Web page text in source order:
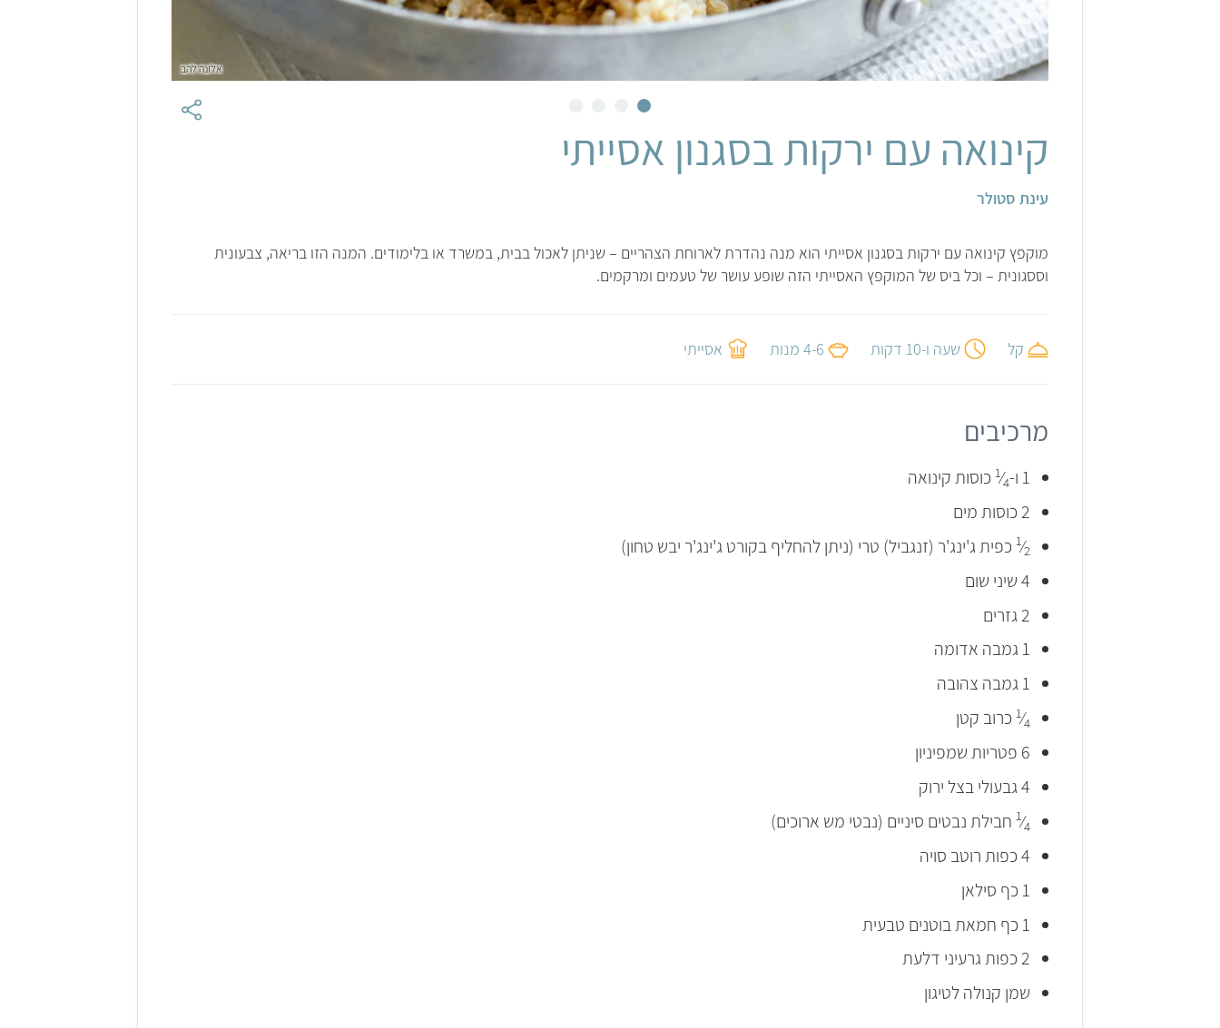
אלונה להב
קינואה עם ירקות בסגנון אסייתי
עינת סטולר
מוקפץ קינואה עם ירקות בסגנון אסייתי הוא מנה נהדרת לארוחת הצהריים – שניתן לאכול בבית, במשרד או בלימודים. המנה הזו בריאה, צבעונית
וססגונית – וכל ביס של המוקפץ האסייתי הזה שופע עושר של טעמים ומרקמים.
קל שעה ו-10 דקות 4-6 מנות אסייתי
מרכיבים
1 ו- 1⁄4
כוסות קינואה
2 כוסות מים
1⁄2
כפית ג'ינג'ר (זנגביל) טרי (ניתן להחליף בקורט ג'ינג'ר יבש טחון)
4 שיני שום
2 גזרים
1 גמבה אדומה
1 גמבה צהובה
1⁄4
כרוב קטן
6 פטריות שמפיניון
4 גבעולי בצל ירוק
1⁄4
חבילת נבטים סיניים (נבטי מש ארוכים)
4 כפות רוטב סויה
1 כף סילאן
1 כף חמאת בוטנים טבעית
2 כפות גרעיני דלעת
שמן קנולה לטיגון